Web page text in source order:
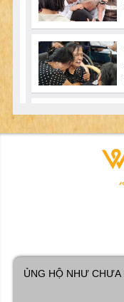
ỦNG HỘ NHƯ CHƯA